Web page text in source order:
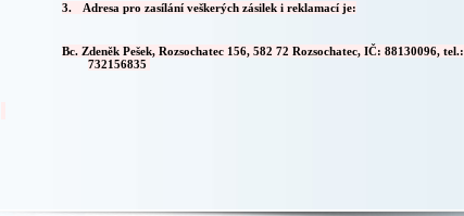
3. Adresa pro zasílání veškerých zásilek i reklamací je:
Bc. Zdeněk Pešek, Rozsochatec 156, 582 72 Rozsochatec, IČ: 88130096, tel.:
732156835